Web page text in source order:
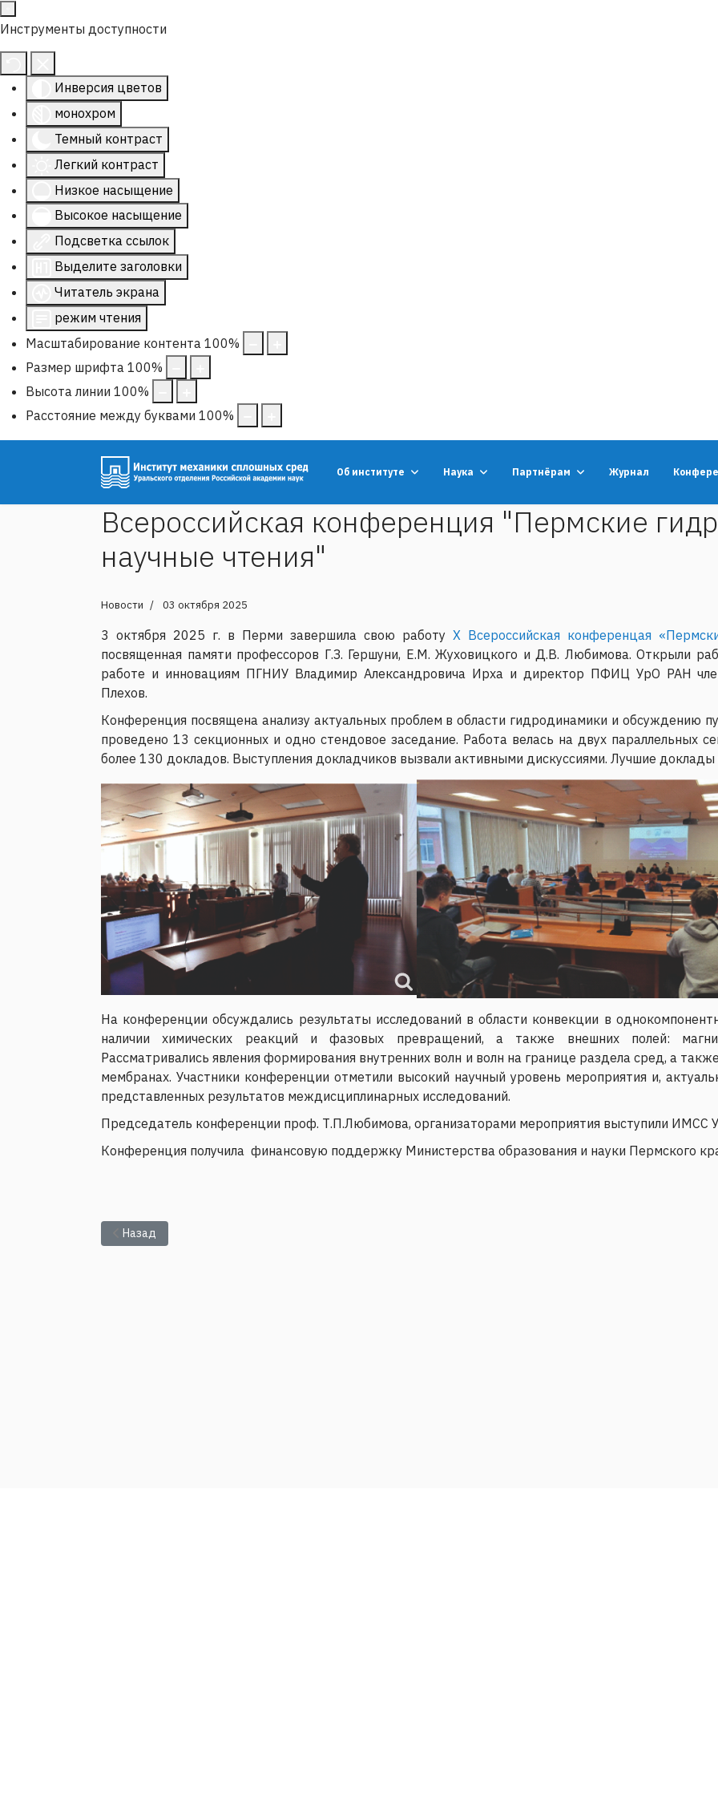
Инструменты доступности
Инверсия цветов
монохром
Темный контраст
Легкий контраст
Низкое насыщение
Высокое насыщение
Подсветка ссылок
Выделите заголовки
Читатель экрана
режим чтения
Масштабирование контента 100%
Размер шрифта 100%
Высота линии 100%
Расстояние между буквами 100%
Об институте Наука Партнёрам Журнал
Всероссийская конференция "Пермские
научные чтения"
Новости 03 октября 2025
3 октября 2025 г. в Перми завершила свою работу X Всероссийская конференцая
посвященная памяти профессоров Г.З. Гершуни, Е.М. Жуховицкого и Д.В. Любимова. Открыли
работе и инновациям ПГНИУ Владимир Александровича Ирха и директор ПФИЦ УрО РАН
Плехов.
Конференция посвящена анализу актуальных проблем в области гидродинамики и обсуждению
проведено 13 секционных и одно стендовое заседание. Работа велась на двух параллельных
более 130 докладов. Выступления докладчиков вызвали активными дискуссиями. Лучшие
На конференции обсуждались результаты исследований в области конвекции в
наличии химических реакций и фазовых превращений, а также внешних полей:
Рассматривались явления формирования внутренних волн и волн на границе раздела сред, а
мембранах. Участники конференции отметили высокий научный уровень мероприятия и,
представленных результатов междисциплинарных исследований.
Председатель конференции проф. Т.П.Любимова, организаторами мероприятия выступили
Конференция получила финансовую поддержку Министерства образования и науки Пермского
Предыдущий: "Оптическая рефлектометрия, метрология и сенсорика 2026"
Назад